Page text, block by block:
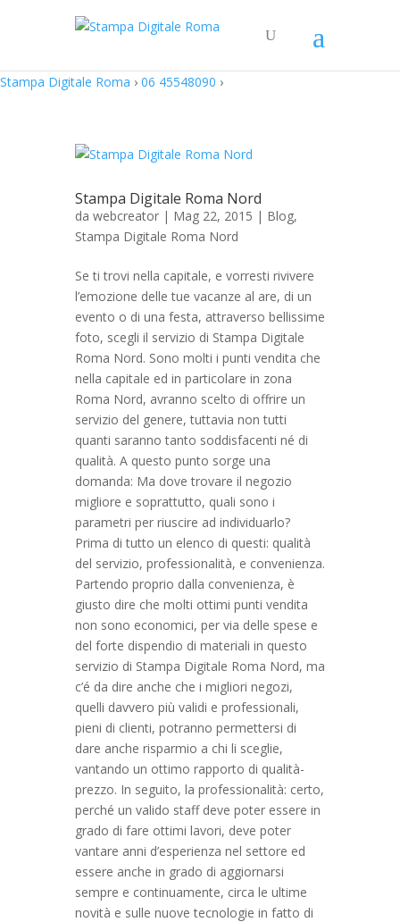
Stampa Digitale Roma › 06 45548090 ›
Stampa Digitale Roma Nord
da webcreator | Mag 22, 2015 | Blog,
Stampa Digitale Roma Nord
Se ti trovi nella capitale, e vorresti rivivere
l’emozione delle tue vacanze al are, di un
evento o di una festa, attraverso bellissime
foto, scegli il servizio di Stampa Digitale
Roma Nord. Sono molti i punti vendita che
nella capitale ed in particolare in zona
Roma Nord, avranno scelto di offrire un
servizio del genere, tuttavia non tutti
quanti saranno tanto soddisfacenti né di
qualità. A questo punto sorge una
domanda: Ma dove trovare il negozio
migliore e soprattutto, quali sono i
parametri per riuscire ad individuarlo?
Prima di tutto un elenco di questi: qualità
del servizio, professionalità, e convenienza.
Partendo proprio dalla convenienza, è
giusto dire che molti ottimi punti vendita
non sono economici, per via delle spese e
del forte dispendio di materiali in questo
servizio di Stampa Digitale Roma Nord, ma
c’é da dire anche che i migliori negozi,
quelli davvero più validi e professionali,
pieni di clienti, potranno permettersi di
dare anche risparmio a chi li sceglie,
vantando un ottimo rapporto di qualità-
prezzo. In seguito, la professionalità: certo,
perché un valido staff deve poter essere in
grado di fare ottimi lavori, deve poter
vantare anni d’esperienza nel settore ed
essere anche in grado di aggiornarsi
sempre e continuamente, circa le ultime
novità e sulle nuove tecnologie in fatto di